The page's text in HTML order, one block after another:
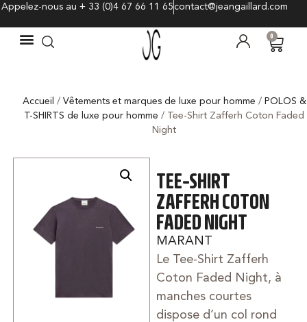
Appelez-nous au + 33 (0)4 67 66 11 65contact@jeangaillard.com
0
Accueil / Vêtements et marques de luxe pour homme / POLOS &
T-SHIRTS de luxe pour homme / Tee-Shirt Zafferh Coton Faded
Night
TEE-SHIRT
ZAFFERH COTON
FADED NIGHT
MARANT
Le Tee-Shirt Zafferh
Coton Faded Night, à
manches courtes
dispose d’un col rond